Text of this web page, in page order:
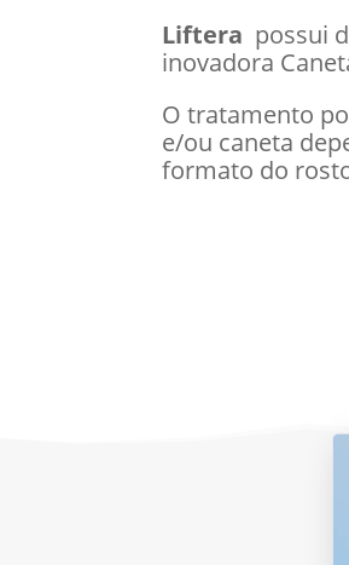
Liftera possui
inovadora
O tratamento
e/ou caneta
formato do